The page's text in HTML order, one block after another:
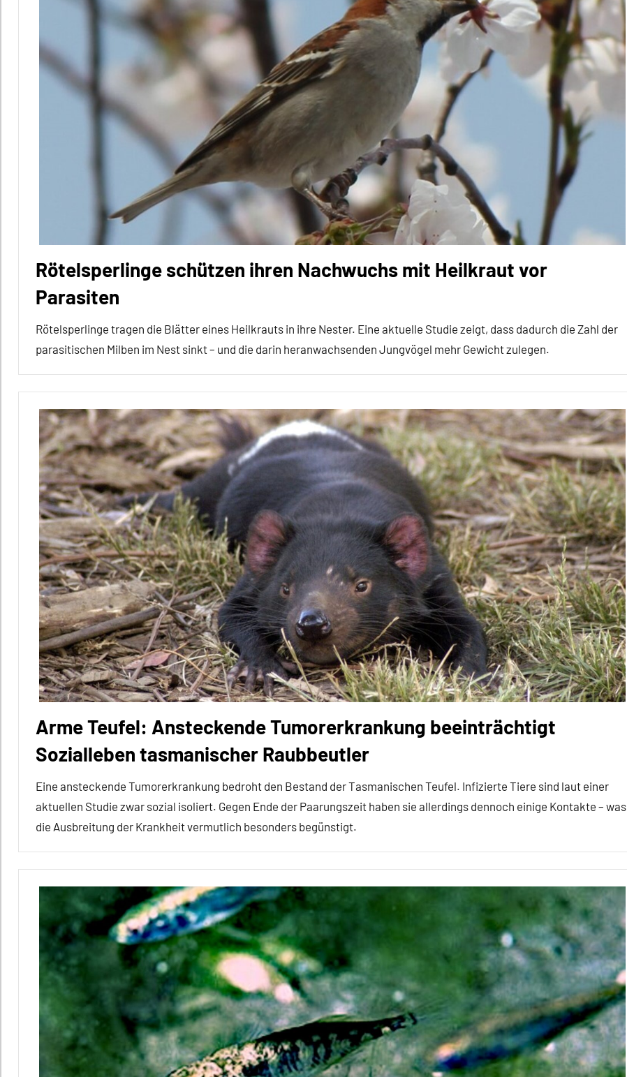
Rötelsperlinge schützen ihren Nachwuchs mit Heilkraut vor
Parasiten
Rötelsperlinge tragen die Blätter eines Heilkrauts in ihre Nester. Eine aktuelle Studie zeigt, dass dadurch die Zahl der
parasitischen Milben im Nest sinkt – und die darin heranwachsenden Jungvögel mehr Gewicht zulegen.
Alle
Artikel
Alle
Themen
Alle
Tiergruppen
Brutpflege
Empfohlene
Artikel
Forschung
aktuell
Nestbau
Sozialverhalten
Wirbeltiere
Arme Teufel: Ansteckende Tumorerkrankung beeinträchtigt
Sozialleben tasmanischer Raubbeutler
Eine ansteckende Tumorerkrankung bedroht den Bestand der Tasmanischen Teufel. Infizierte Tiere sind laut einer
aktuellen Studie zwar sozial isoliert. Gegen Ende der Paarungszeit haben sie allerdings dennoch einige Kontakte – was
die Ausbreitung der Krankheit vermutlich besonders begünstigt.
Aggression
Artikel
Themen
Tiergruppen
Forschung
aktuell